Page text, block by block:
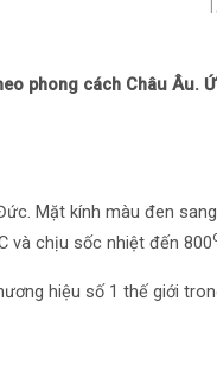
phong cách Châu
Mặt kính màu đen
và chịu sốc nhiệt đến 800
hiệu số 1 thế giới